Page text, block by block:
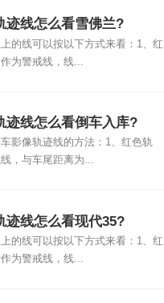
迹线怎么看雪佛兰?
的线可以按以下方式来看：1、红
为警戒线，线...
迹线怎么看倒车入库?
影像轨迹线的方法：1、红色轨
，与车尾距离为...
迹线怎么看现代35?
的线可以按以下方式来看：1、红
为警戒线，线...